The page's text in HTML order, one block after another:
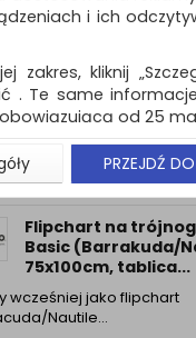
67,5x100cm, tablica
wcześniej jako flipchart
TEL.
Flipchart na
Basic (Barrakuda/
75x100cm, tablica...
wcześniej jako flipchart
Nautile…
i ich
kliknij
. Te same
od 25
umożliwić
naszej
na
o promocjach
zgoda której
dowolnym
PRZEJDŹ